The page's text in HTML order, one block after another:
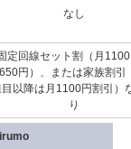
なし
定回線セット割（月
円）、または家族割引
以降は月1100円割引）
り